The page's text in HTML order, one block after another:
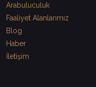
Arabuluculuk
Faaliyet Alanlarımız
Blog
Haber
İletişim